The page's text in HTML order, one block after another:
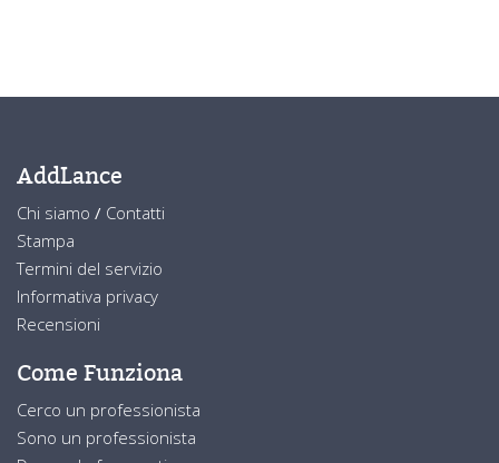
AddLance
Chi siamo / Contatti
Stampa
Termini del servizio
Informativa privacy
Recensioni
Come Funziona
Cerco un professionista
Sono un professionista